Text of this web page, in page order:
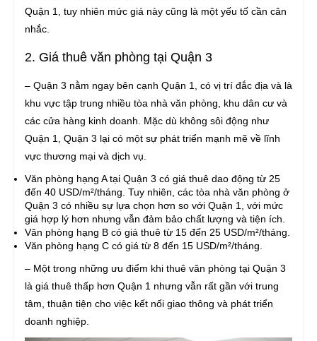
Quận 1, tuy nhiên mức giá này cũng là một yếu tố cần cân
nhắc.
2. Giá thuê văn phòng tại Quận 3
– Quận 3 nằm ngay bên cạnh Quận 1, có vị trí đắc địa và là
khu vực tập trung nhiều tòa nhà văn phòng, khu dân cư và
các cửa hàng kinh doanh. Mặc dù không sôi động như
Quận 1, Quận 3 lại có một sự phát triển mạnh mẽ về lĩnh
vực thương mại và dịch vụ.
Văn phòng hạng A tại Quận 3 có giá thuê dao động từ 25
đến 40 USD/m²/tháng. Tuy nhiên, các tòa nhà văn phòng ở
Quận 3 có nhiều sự lựa chọn hơn so với Quận 1, với mức
giá hợp lý hơn nhưng vẫn đảm bảo chất lượng và tiện ích.
Văn phòng hạng B có giá thuê từ 15 đến 25 USD/m²/tháng.
Văn phòng hạng C có giá từ 8 đến 15 USD/m²/tháng.
– Một trong những ưu điểm khi thuê văn phòng tại Quận 3
là giá thuê thấp hơn Quận 1 nhưng vẫn rất gần với trung
tâm, thuận tiện cho việc kết nối giao thông và phát triển
doanh nghiệp.